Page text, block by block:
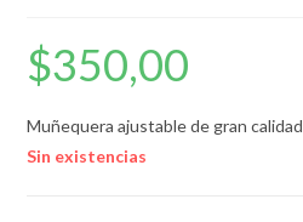
$350,00
Muñequera ajustable de gran
Sin existencias